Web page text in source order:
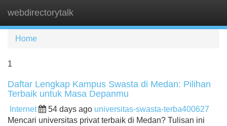
webdirectorytalk
Home
1
Daftar Lengkap Kampus Swasta di Medan: Pilihan
Terbaik untuk Masa Depanmu
Internet 54 days ago universitas-swasta-terba400627
Mencari universitas privat terbaik di Medan? Tulisan ini